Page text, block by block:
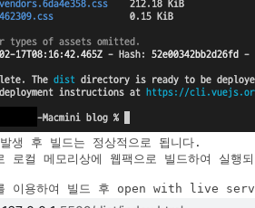
생 후 빌드는 정상적으로 됩니다.
컬 메모리상에 웹팩으로 빌드하여 실행